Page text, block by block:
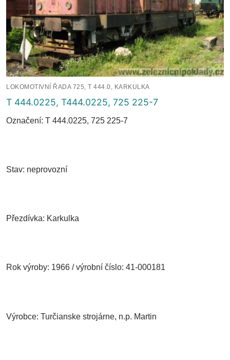
LOKOMOTIVNÍ ŘADA 725, T 444.0, KARKULKA
T 444.0225, T444.0225, 725 225-7
Označení: T 444.0225, 725 225-7
Stav: neprovozní
Přezdívka: Karkulka
Rok výroby: 1966 / výrobní číslo: 41-000181
Výrobce: Turčianske strojárne, n.p. Martin